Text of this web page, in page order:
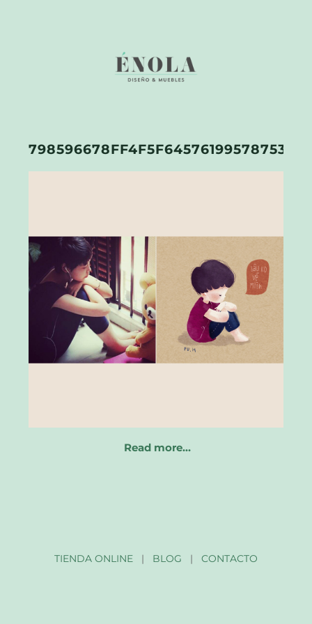
Read more…
TIENDA ONLINE| BLOG | CONTACTO